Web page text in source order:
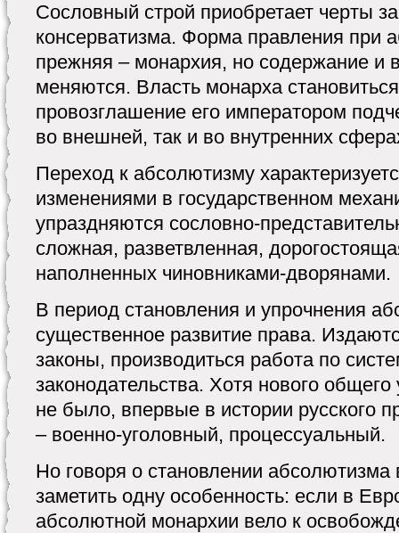
Сословный строй приобретает черты
консерватизма. Форма правления при
прежняя – монархия, но содержание и
меняются. Власть монарха
провозглашение его императором
во внешней, так и во внутренних
Переход к абсолютизму
изменениями в государственном
упраздняются сословно-
сложная, разветвленная,
наполненных чиновниками-дворянами.
В период становления и упрочнения
существенное развитие права.
законы, производиться работа по
законодательства. Хотя нового
не было, впервые в истории русского
– военно-уголовный, процессуальный.
Но говоря о становлении абсолютизма
заметить одну особенность: если в
абсолютной монархии вело к